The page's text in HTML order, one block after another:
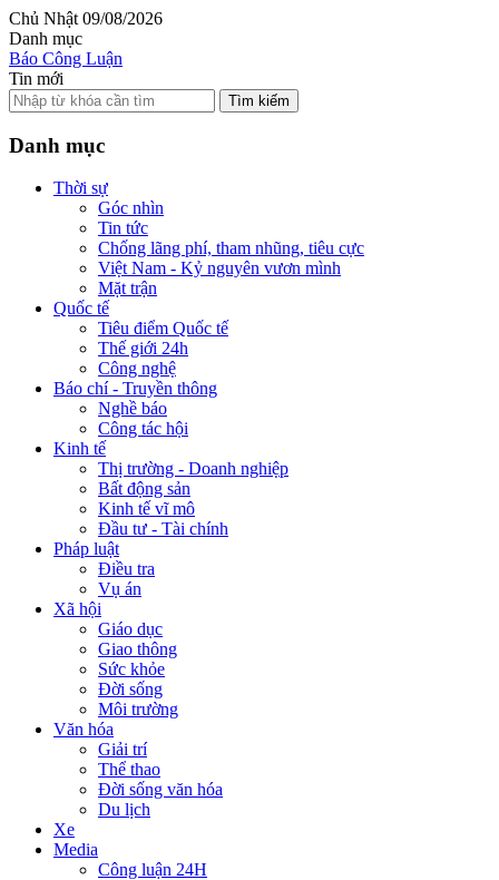
Chủ Nhật 09/08/2026
Danh mục
Báo Công Luận
Tin mới
Tìm kiếm
Danh mục
Thời sự
Góc nhìn
Tin tức
Chống lãng phí, tham nhũng, tiêu cực
Việt Nam - Kỷ nguyên vươn mình
Mặt trận
Quốc tế
Tiêu điểm Quốc tế
Thế giới 24h
Công nghệ
Báo chí - Truyền thông
Nghề báo
Công tác hội
Kinh tế
Thị trường - Doanh nghiệp
Bất động sản
Kinh tế vĩ mô
Đầu tư - Tài chính
Pháp luật
Điều tra
Vụ án
Xã hội
Giáo dục
Giao thông
Sức khỏe
Đời sống
Môi trường
Văn hóa
Giải trí
Thể thao
Đời sống văn hóa
Du lịch
Xe
Media
Công luận 24H